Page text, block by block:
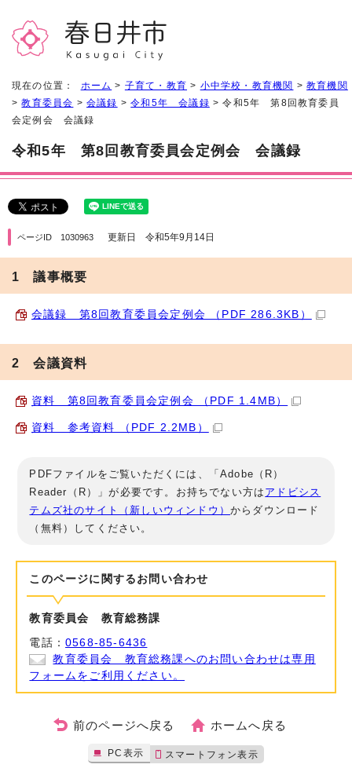
現在の位置： ホーム > 子育て・教育 > 小中学校・教育機関 >教育機関
>教育委員会 >会議録 >令和5年 会議録 > 令和5年 第8回教育委員
会定例会 会議録
令和5年 第8回教育委員会定例会 会議録
ページID 1030963 更新日 令和5年9月14日
1 議事概要
会議録 第8回教育委員会定例会 （PDF 286.3KB）
2 会議資料
資料 第8回教育委員会定例会 （PDF 1.4MB）
資料 参考資料 （PDF 2.2MB）
PDFファイルをご覧いただくには、「Adobe（R）
Reader（R）」が必要です。お持ちでない方は アドビシス
テムズ社のサイト（新しいウィンドウ）からダウンロード
（無料）してください。
このページに関する お問い合わせ
教育委員会 教育総務課
電話：0568-85-6436
教育委員会 教育総務課へのお問い合わせは専用
フォームをご利用ください。
前のページへ戻る ホームへ戻る
PC表示 スマートフォン表示